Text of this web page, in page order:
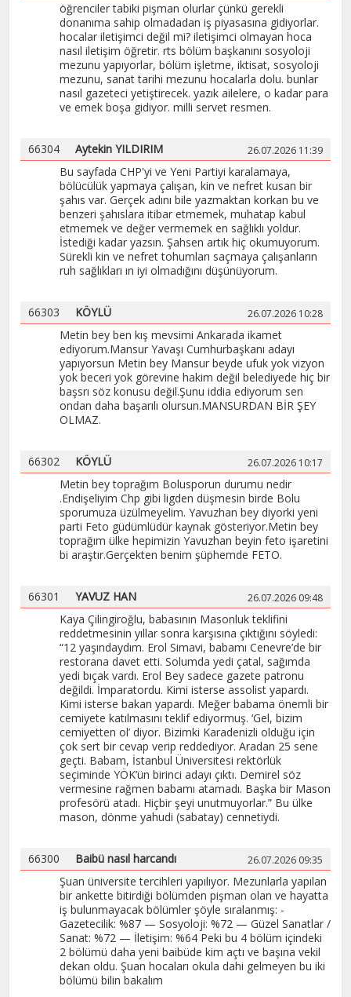
öğrenciler tabiki pişman olurlar çünkü gerekli
donanıma sahip olmadadan iş piyasasına gidiyorlar.
hocalar iletişimci değil mi? iletişimci olmayan hoca
nasıl iletişim öğretir. rts bölüm başkanını sosyoloji
mezunu yapıyorlar, bölüm işletme, iktisat, sosyoloji
mezunu, sanat tarihi mezunu hocalarla dolu. bunlar
nasıl gazeteci yetiştirecek. yazık ailelere, o kadar para
ve emek boşa gidiyor. milli servet resmen.
66304 Aytekin YILDIRIM 26.07.2026 11:39
Bu sayfada CHP'yi ve Yeni Partiyi karalamaya,
bölücülük yapmaya çalışan, kin ve nefret kusan bir
şahıs var. Gerçek adını bile yazmaktan korkan bu ve
benzeri şahıslara itibar etmemek, muhatap kabul
etmemek ve değer vermemek en sağlıklı yoldur.
İstediği kadar yazsın. Şahsen artık hiç okumuyorum.
Sürekli kin ve nefret tohumları saçmaya çalışanların
ruh sağlıkları ın iyi olmadığını düşünüyorum.
66303 KÖYLÜ 26.07.2026 10:28
Metin bey ben kış mevsimi Ankarada ikamet
ediyorum.Mansur Yavaşı Cumhurbaşkanı adayı
yapıyorsun Metin bey Mansur beyde ufuk yok vizyon
yok beceri yok görevine hakim değil belediyede hiç bir
başsrı söz konusu değil.Şunu iddia ediyorum sen
ondan daha başarılı olursun.MANSURDAN BİR ŞEY
OLMAZ.
66302 KÖYLÜ 26.07.2026 10:17
Metin bey toprağım Bolusporun durumu nedir
.Endişeliyim Chp gibi ligden düşmesin birde Bolu
sporumuza üzülmeyelim. Yavuzhan bey diyorki yeni
parti Feto güdümlüdür kaynak gösteriyor.Metin bey
toprağım ülke hepimizin Yavuzhan beyin feto işaretini
bi araştır.Gerçekten benim şüphemde FETO.
66301 YAVUZ HAN 26.07.2026 09:48
Kaya Çilingiroğlu, babasının Masonluk teklifini
reddetmesinin yıllar sonra karşısına çıktığını söyledi:
“12 yaşındaydım. Erol Simavi, babamı Cenevre’de bir
restorana davet etti. Solumda yedi çatal, sağımda
yedi bıçak vardı. Erol Bey sadece gazete patronu
değildi. İmparatordu. Kimi isterse assolist yapardı.
Kimi isterse bakan yapardı. Meğer babama önemli bir
cemiyete katılmasını teklif ediyormuş. ‘Gel, bizim
cemiyetten ol’ diyor. Bizimki Karadenizli olduğu için
çok sert bir cevap verip reddediyor. Aradan 25 sene
geçti. Babam, İstanbul Üniversitesi rektörlük
seçiminde YÖK’ün birinci adayı çıktı. Demirel söz
vermesine rağmen babamı atamadı. Başka bir Mason
profesörü atadı. Hiçbir şeyi unutmuyorlar.” Bu ülke
mason, dönme yahudi (sabatay) cennetiydi.
66300 Baibü nasıl harcandı 26.07.2026 09:35
Şuan üniversite tercihleri yapılıyor. Mezunlarla yapılan
bir ankette bitirdiği bölümden pişman olan ve hayatta
iş bulunmayacak bölümler şöyle sıralanmış: -
Gazetecilik: %87 — Sosyoloji: %72 — Güzel Sanatlar /
Sanat: %72 — İletişim: %64 Peki bu 4 bölüm içindeki
2 bölümü daha yeni baibüde kim açtı ve başına vekil
dekan oldu. Şuan hocaları okula dahi gelmeyen bu iki
bölümü bilin bakalım